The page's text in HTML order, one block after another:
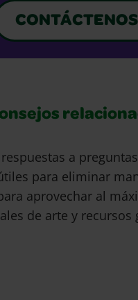
CONTÁCTENOS
a
para eliminar
aprovechar al
de arte y recursos